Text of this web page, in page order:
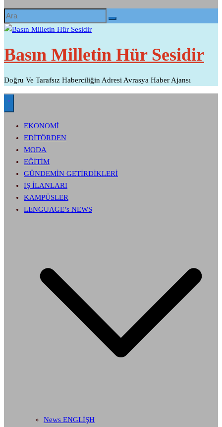
Basın Milletin Hür Sesidir
Doğru Ve Tarafsız Haberciliğin Adresi Avrasya Haber Ajansı
EKONOMİ
EDİTÖRDEN
MODA
EĞİTİM
GÜNDEMİN GETİRDİKLERİ
İŞ İLANLARI
KAMPÜSLER
LENGUAGE’s NEWS
News ENGLİŞH